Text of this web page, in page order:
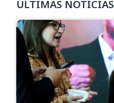
ÚLTIMAS NOTÍCIAS